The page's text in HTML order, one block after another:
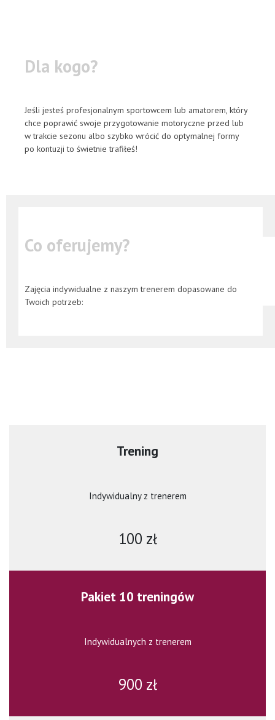
Dla kogo?
Jeśli jesteś profesjonalnym sportowcem lub amatorem, który
chce poprawić swoje przygotowanie motoryczne przed lub
w trakcie sezonu albo szybko wrócić do optymalnej formy
po kontuzji to świetnie trafiłeś!
Co oferujemy?
Zajęcia indywidualne z naszym trenerem dopasowane do
Twoich potrzeb:
Trening
Indywidualny z trenerem
100 zł
Pakiet 10 treningów
Indywidualnych z trenerem
900 zł